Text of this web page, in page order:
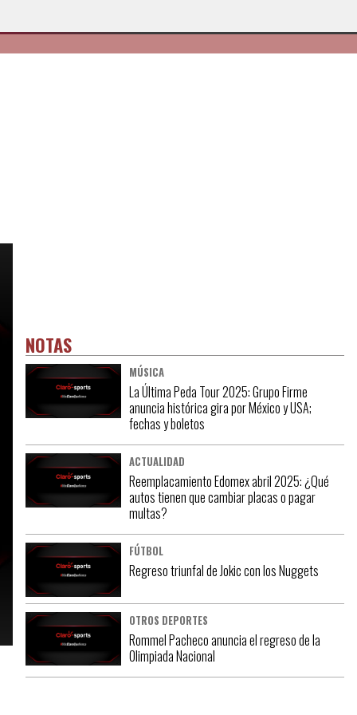
NOTAS
MÚSICA
La Última Peda Tour 2025: Grupo Firme
anuncia histórica gira por México y USA;
fechas y boletos
ACTUALIDAD
Reemplacamiento Edomex abril 2025: ¿Qué
autos tienen que cambiar placas o pagar
multas?
FÚTBOL
Regreso triunfal de Jokic con los Nuggets
OTROS DEPORTES
Rommel Pacheco anuncia el regreso de la
Olimpiada Nacional